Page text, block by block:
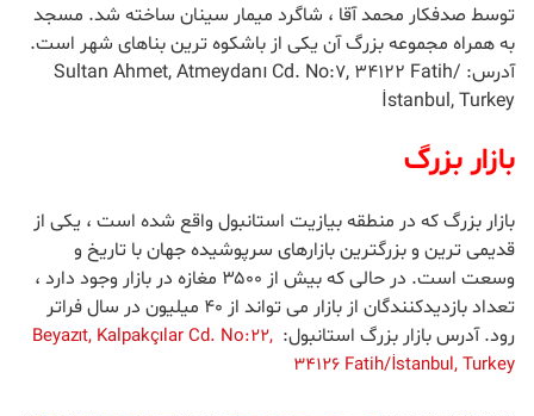
توسط صدفکار محمد آقا ، شاگرد میمار سینان ساخته شد. مسجد
به همراه مجموعه بزرگ آن یکی از باشکوه ترین بناهای شهر است.
آدرس: Sultan Ahmet, Atmeydanı Cd. No:7, 34122 Fatih/
İstanbul, Turkey
بازار بزرگ
بازار بزرگ که در منطقه بیازیت استانبول واقع شده است ، یکی از
قدیمی ترین و بزرگترین بازارهای سرپوشیده جهان با تاریخ و
وسعت است. در حالی که بیش از ۳۵۰۰ مغازه در بازار وجود دارد ،
تعداد بازدیدکنندگان از بازار می تواند از ۴۰ میلیون در سال فراتر
رود. آدرس بازار بزرگ استانبول: Beyazıt, Kalpakçılar Cd. No:22,
34126 Fatih/İstanbul, Turkey